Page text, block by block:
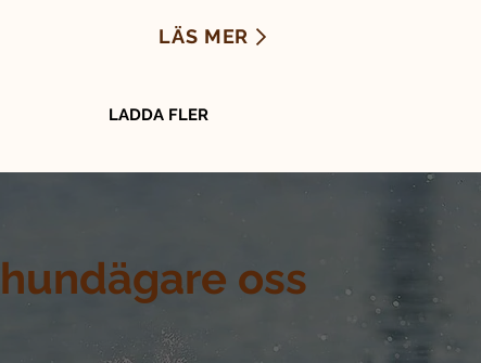
oss
LÄS MER
LADDA FLER